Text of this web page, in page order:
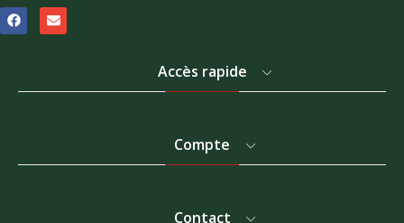
Accès rapide
Compte
Contact